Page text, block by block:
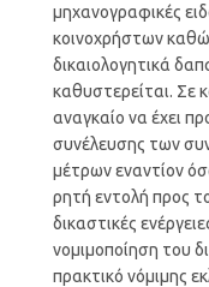
μηχανογραφικές
κοινοχρήστων
δικαιολογητικά
καθυστερείται. Σε
αναγκαίο να έχει
συνέλευσης των
μέτρων εναντίον
ρητή εντολή προς
δικαστικές
νομιμοποίηση του
πρακτικό νόμιμης